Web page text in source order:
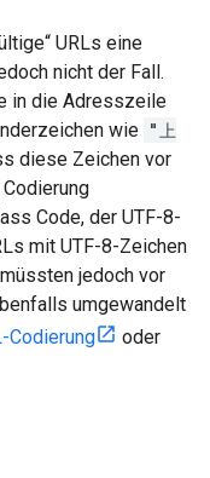
URLs eine
nicht der Fall.
in die Adresszeile
wie "上
diese Zeichen vor
Code, der UTF-8-
mit UTF-8-Zeichen
jedoch vor
umgewandelt
Codierung
oder